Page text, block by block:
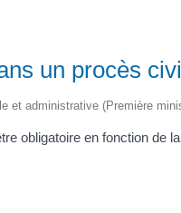
un procès
et administrative (Première
obligatoire en fonction de